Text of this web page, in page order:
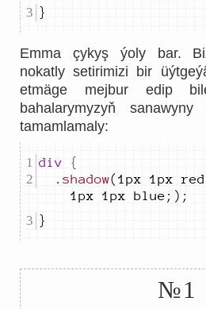
}
Emma çykyş ýoly bar.
nokatly setirimizi bir
etmäge mejbur edip
bahalarymyzyň
tamamlamaly:
div {
.shadow(1px 1px
1px 1px blue;);
}
№1